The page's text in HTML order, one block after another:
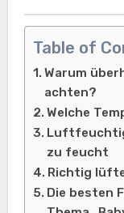
Table of
Warum
achten?
Welche
zu feucht
Richtig
Die besten